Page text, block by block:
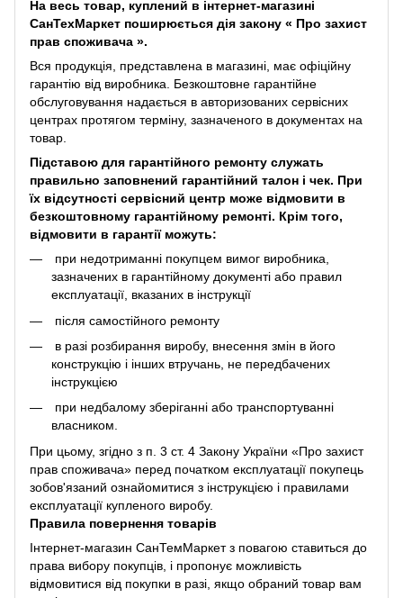
На весь товар, куплений в інтернет-магазині
СанТехМаркет поширюється дія закону « Про захист
прав споживача ».
Вся продукція, представлена ​​в магазині, має офіційну
гарантію від виробника. Безкоштовне гарантійне
обслуговування надається в авторизованих сервісних
центрах протягом терміну, зазначеного в документах на
товар.
Підставою для гарантійного ремонту служать
правильно заповнений гарантійний талон і чек. При
їх відсутності сервісний центр може відмовити в
безкоштовному гарантійному ремонті. Крім того,
відмовити в гарантії можуть:
при недотриманні покупцем вимог виробника,
зазначених в гарантійному документі або правил
експлуатації, вказаних в інструкції
після самостійного ремонту
в разі розбирання виробу, внесення змін в його
конструкцію і інших втручань, не передбачених
інструкцією
при недбалому зберіганні або транспортуванні
власником.
При цьому, згідно з п. 3 ст. 4 Закону України «Про захист
прав споживача» перед початком експлуатації покупець
зобов'язаний ознайомитися з інструкцією і правилами
експлуатації купленого виробу.
Правила повернення товарів
Інтернет-магазин СанТемМаркет з повагою ставиться до
права вибору покупців, і пропонує можливість
відмовитися від покупки в разі, якщо обраний товар вам